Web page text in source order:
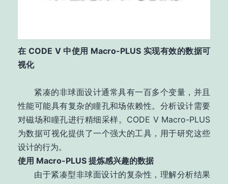
在 CODE V 中使用 Macro-PLUS 实现有效的数据可
视化
紧凑的非球面设计通常具有一百多个变量，并且
性能可能具有复杂的瞳孔和场依赖性。分析设计需要
对磁场和瞳孔进行精细采样。CODE V Macro-PLUS
为数据可视化提供了一个强大的工具，用于研究这些
设计的行为。
使用 Macro-PLUS 提炼感兴趣的数据
由于紧凑型非球面设计的复杂性，理解分析结果